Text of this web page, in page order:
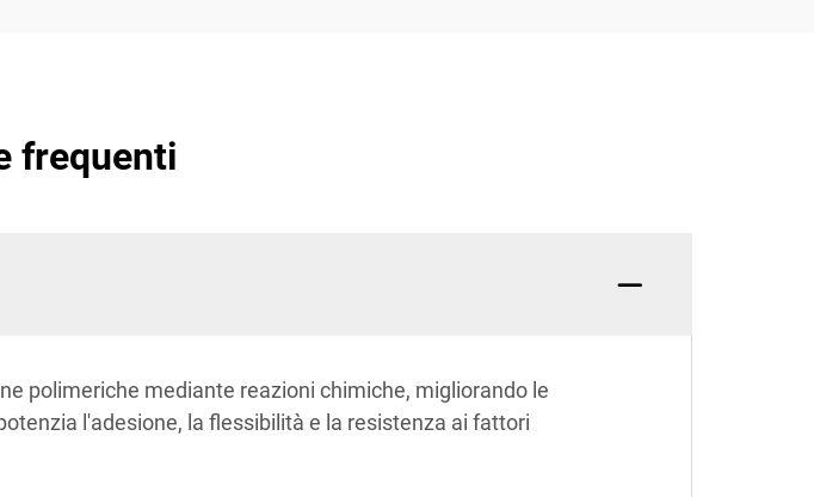
frequenti
polimeriche mediante reazioni chimiche, migliorando le
l'adesione, la flessibilità e la resistenza ai fattori